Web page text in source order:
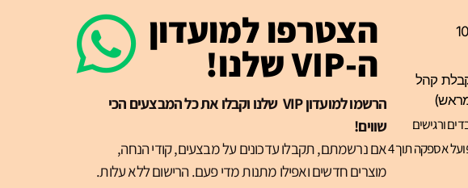
קהל
ורגישים
משלוח עד 7 ימי עסקים (לרוב בפועל אספקה תוך 4
הצטרפו למועדון
ה-VIP שלנו!
הרשמו למועדון VIP שלנו וקבלו את כל המבצעים הכי
שווים!
אם נרשמתם, תקבלו עדכונים על מבצעים, קודי הנחה,
מוצרים חדשים ואפילו מתנות מדי פעם. הרישום ללא עלות.